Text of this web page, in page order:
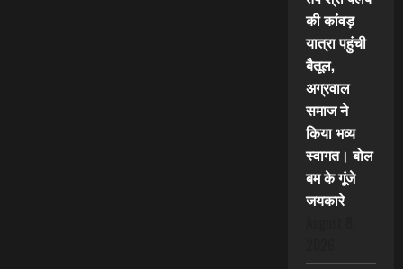
की कांवड़
यात्रा पहुंची
बैतूल,
अग्रवाल
समाज ने
किया भव्य
स्वागत। बोल
बम के गूंजे
जयकारे